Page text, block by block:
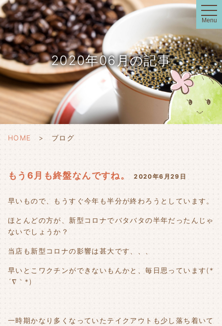
t
o
g
g
l
e
n
a
v
i
g
a
t
i
o
n
Menu
2020年06月の記事
HOME ブログ
もう6月も終盤なんですね。 2020年6月29日
早いもので、もうすぐ今年も半分が終わろうとしています。
ほとんどの方が、新型コロナでバタバタの半年だったんじゃ
ないでしょうか？
当店も新型コロナの影響は甚大です、、、
早いとこワクチンができないもんかと、毎日思っています(*
´∇｀*)
一時期かなり多くなっていたテイクアウトも少し落ち着いて